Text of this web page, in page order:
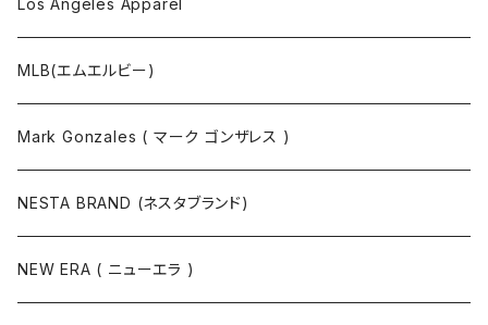
Los Angeles Apparel
MLB(エムエルビー)
Mark Gonzales ( マーク ゴンザレス )
NESTA BRAND (ネスタブランド)
NEW ERA ( ニューエラ )